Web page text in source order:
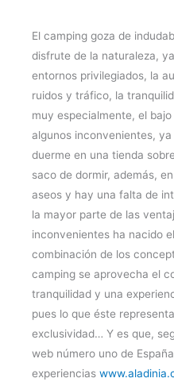
El camping goza de
disfrute de la naturaleza,
entornos privilegiados, la
ruidos y tráfico, la
muy especialmente, el
algunos inconvenientes,
duerme en una tienda
saco de dormir, además,
aseos y hay una falta de
la mayor parte de las
inconvenientes ha nacido
combinación de los
camping se aprovecha el
tranquilidad y una
pues lo que éste
exclusividad… Y es que,
web número uno de
experiencias